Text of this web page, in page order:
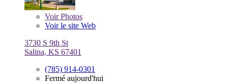
VoirPhotos
Voir le site Web
3730 S 9th St
Salina, KS 67401
(785) 914-0301
Fermé aujourd'hui